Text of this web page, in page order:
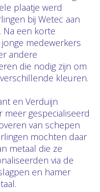
plaatje werd
bij Wetec aan
Na een korte
medewerkers
andere
die nodig zijn om
kleuren.
en Verduijn
gespecialiseerd
van schepen
mochten daar
metaal die ze
via de
en hamer